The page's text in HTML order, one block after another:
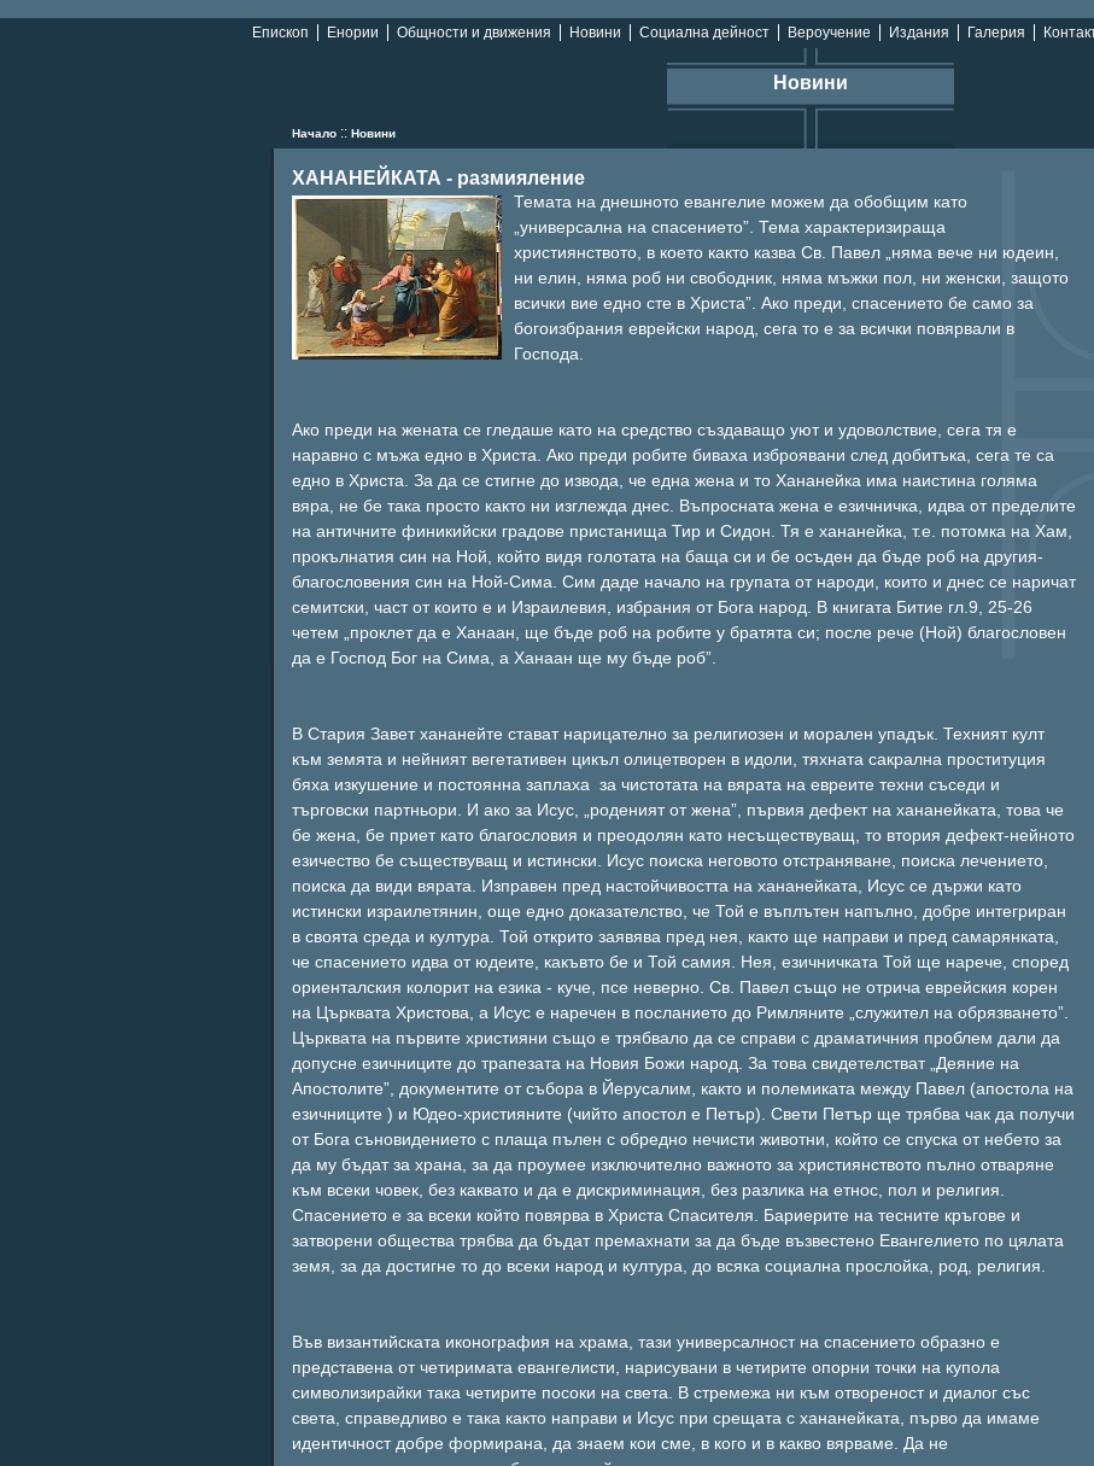
Епископ Енории Общности и движения Новини Социална дейност Вероучение Издания Галерия
Новини
Начало :: Новини
ХАНАНЕЙКАТА - размияление
Темата на днешното евангелие можем да обобщим като
„универсална на спасението”. Тема характеризираща
християнството, в което както казва Св. Павел „няма вече ни юдеин,
ни елин, няма роб ни свободник, няма мъжки пол, ни женски, защото
всички вие едно сте в Христа”. Ако преди, спасението бе само за
богоизбрания еврейски народ, сега то е за всички повярвали в
Господа.
Ако преди на жената се гледаше като на средство създаващо уют и удоволствие, сега тя е
наравно с мъжа едно в Христа. Ако преди робите биваха изброявани след добитъка, сега те са
едно в Христа. За да се стигне до извода, че една жена и то Хананейка има наистина голяма
вяра, не бе така просто както ни изглежда днес. Въпросната жена е езичничка, идва от пределите
на античните финикийски градове пристанища Тир и Сидон. Тя е хананейка, т.е. потомка на Хам,
прокълнатия син на Ной, който видя голотата на баща си и бе осъден да бъде роб на другия-
благословения син на Ной-Сима. Сим даде начало на групата от народи, които и днес се наричат
семитски, част от които е и Израилевия, избрания от Бога народ. В книгата Битие гл.9, 25-26
четем „проклет да е Ханаан, ще бъде роб на робите у братята си; после рече (Ной) благословен
да е Господ Бог на Сима, а Ханаан ще му бъде роб”.
В Стария Завет хананейте стават нарицателно за религиозен и морален упадък. Техният култ
към земята и нейният вегетативен цикъл олицетворен в идоли, тяхната сакрална проституция
бяха изкушение и постоянна заплаха за чистотата на вярата на евреите техни съседи и
търговски партньори. И ако за Исус, „роденият от жена”, първия дефект на хананейката, това че
бе жена, бе приет като благословия и преодолян като несъществуващ, то втория дефект-нейното
езичество бе съществуващ и истински. Исус поиска неговото отстраняване, поиска лечението,
поиска да види вярата. Изправен пред настойчивостта на хананейката, Исус се държи като
истински израилетянин, още едно доказателство, че Той е въплътен напълно, добре интегриран
в своята среда и култура. Той открито заявява пред нея, както ще направи и пред самарянката,
че спасението идва от юдеите, какъвто бе и Той самия. Нея, езичничката Той ще нарече, според
ориенталския колорит на езика - куче, псе неверно. Св. Павел също не отрича еврейския корен
на Църквата Христова, а Исус е наречен в посланието до Римляните „служител на обрязването”.
Църквата на първите християни също е трябвало да се справи с драматичния проблем дали да
допусне езичниците до трапезата на Новия Божи народ. За това свидетелстват „Деяние на
Апостолите”, документите от събора в Йерусалим, както и полемиката между Павел (апостола на
езичниците ) и Юдео-християните (чийто апостол е Петър). Свети Петър ще трябва чак да получи
от Бога съновидението с плаща пълен с обредно нечисти животни, който се спуска от небето за
да му бъдат за храна, за да проумее изключително важното за християнството пълно отваряне
към всеки човек, без каквато и да е дискриминация, без разлика на етнос, пол и религия.
Спасението е за всеки който повярва в Христа Спасителя. Бариерите на тесните кръгове и
затворени общества трябва да бъдат премахнати за да бъде възвестено Евангелието по цялата
земя, за да достигне то до всеки народ и култура, до всяка социална прослойка, род, религия.
Във византийската иконография на храма, тази универсалност на спасението образно е
представена от четиримата евангелисти, нарисувани в четирите опорни точки на купола
символизирайки така четирите посоки на света. В стремежа ни към отвореност и диалог със
света, справедливо е така както направи и Исус при срещата с хананейката, първо да имаме
идентичност добре формирана, да знаем кои сме, в кого и в какво вярваме. Да не